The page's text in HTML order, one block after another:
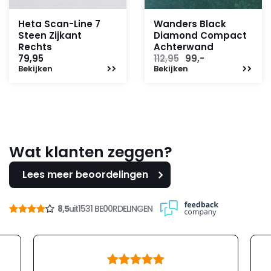
Heta Scan-Line 7
Steen Zijkant
Rechts
79,95
Bekijken
Wanders Black
Diamond Compact
Achterwand
112,95 Oorspronkelijke
prijs
99,-
Bekijken
Wat klanten zeggen?
Lees meer beoordelingen
8,5uit1531 BE00RDELINGEN